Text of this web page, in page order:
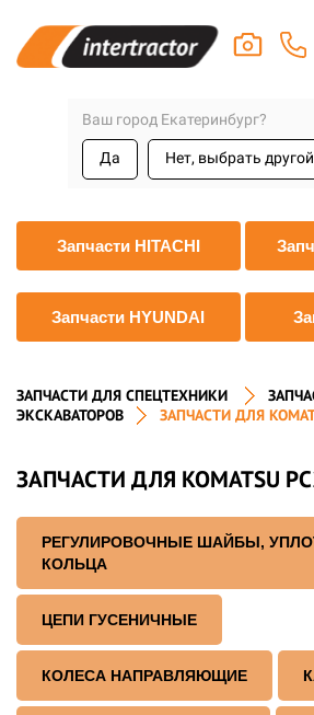
Ваш город Екатеринбург?
Да Нет, выбрать
Запчасти HITACHI
Запчасти HYUNDAI
ЗАПЧАСТИ ДЛЯ СПЕЦТЕХНИКИ
ЭКСКАВАТОРОВ
ЗАПЧАСТИ ДЛЯ
ЗАПЧАСТИ ДЛЯ KOMATSU
РЕГУЛИРОВОЧНЫЕ ШАЙБЫ,
КОЛЬЦА
ЦЕПИ ГУСЕНИЧНЫЕ
КОЛЕСА НАПРАВЛЯЮЩИЕ